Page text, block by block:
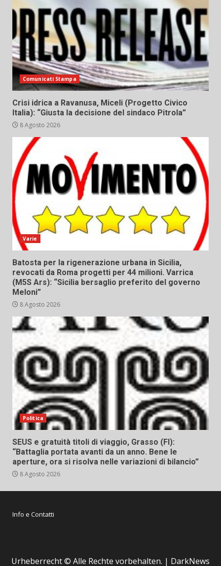
Comunicati Stampa
Crisi idrica a Ravanusa, Miceli (Progetto Civico
Italia): “Giusta la decisione del sindaco Pitrola”
8 Agosto 2026
Varie
Batosta per la rigenerazione urbana in Sicilia,
revocati da Roma progetti per 44 milioni. Varrica
(M5S Ars): “Sicilia bersaglio preferito del governo
Meloni”
8 Agosto 2026
Politica
SEUS e gratuità titoli di viaggio, Grasso (FI):
“Battaglia portata avanti da un anno. Bene le
aperture, ora si risolva nelle variazioni di bilancio”
8 Agosto 2026
Info e Contatti
Urheberrecht © Alle Rechte vorbehalten. | DarkNews